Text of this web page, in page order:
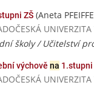
ZŠ (Aneta
UNIVERZITA
školy / Učitelství
výchově na 1.stupni
UNIVERZITA